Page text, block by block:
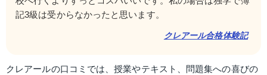
記3級は受からなかったと思います。
クレアール合格体験記
クレアールの口コミでは、授業やテキスト、問題集への喜びの